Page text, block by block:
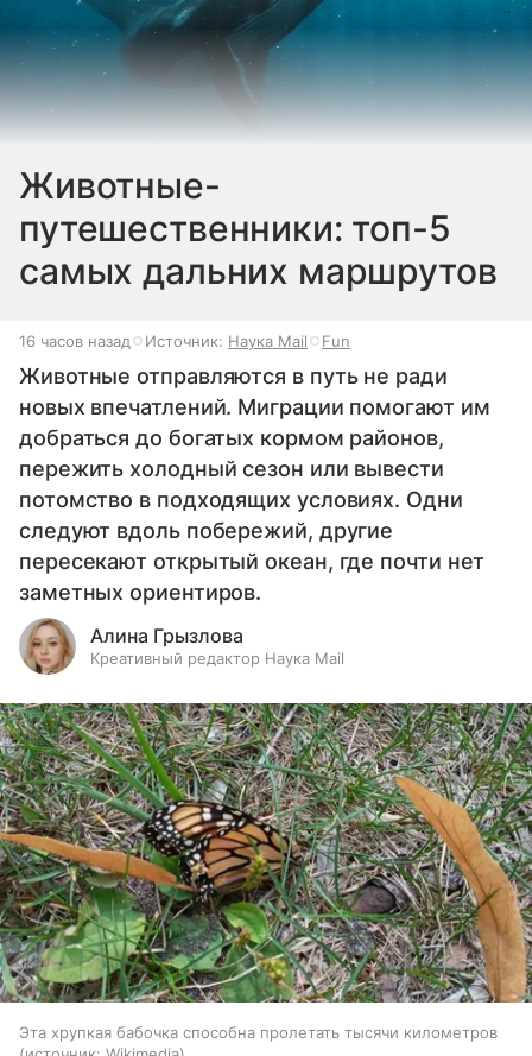
Животные-
путешественники: топ-5
самых дальних маршрутов
16 часов назад Источник: Наука Mail Fun
Животные отправляются в путь не ради
новых впечатлений. Миграции помогают им
добраться до богатых кормом районов,
пережить холодный сезон или вывести
потомство в подходящих условиях. Одни
следуют вдоль побережий, другие
пересекают открытый океан, где почти нет
заметных ориентиров.
Алина Грызлова
Креативный редактор Наука Mail
Эта хрупкая бабочка способна пролетать тысячи километров